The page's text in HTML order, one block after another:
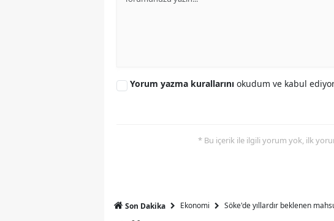
Bartın
Yorum yazma kurallarını okudum ve kabul
* Bu içerik ile ilgili yorum yok, ilk
Son Dakika Ekonomi Söke'de yıllardır beklenen